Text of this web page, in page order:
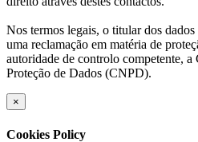
Nos termos legais, o titular dos
uma reclamação em matéria de
autoridade de controlo competente,
Proteção de Dados (CNPD).
×
Cookies Policy